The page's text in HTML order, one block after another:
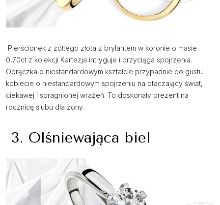
Pierścionek z żółtego złota z brylantem w koronie o masie
0,70ct z kolekcji Kartezja intryguje i przyciąga spojrzenia.
Obrączka o niestandardowym kształcie przypadnie do gustu
kobiecie o niestandardowym spojrzeniu na otaczający świat,
ciekawej i spragnionej wrażeń. To doskonały prezent na
rocznicę ślubu dla żony.
3. Olśniewająca biel